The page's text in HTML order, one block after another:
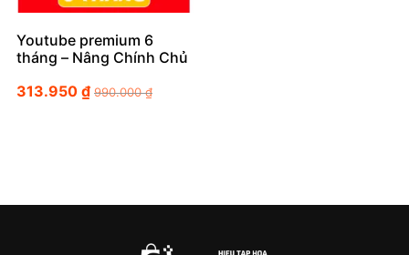
Youtube premium 6
tháng – Nâng Chính Chủ
313.950 ₫ 990.000₫